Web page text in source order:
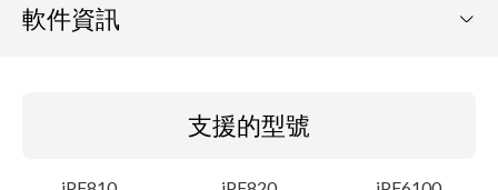
軟件資訊
支援的型號